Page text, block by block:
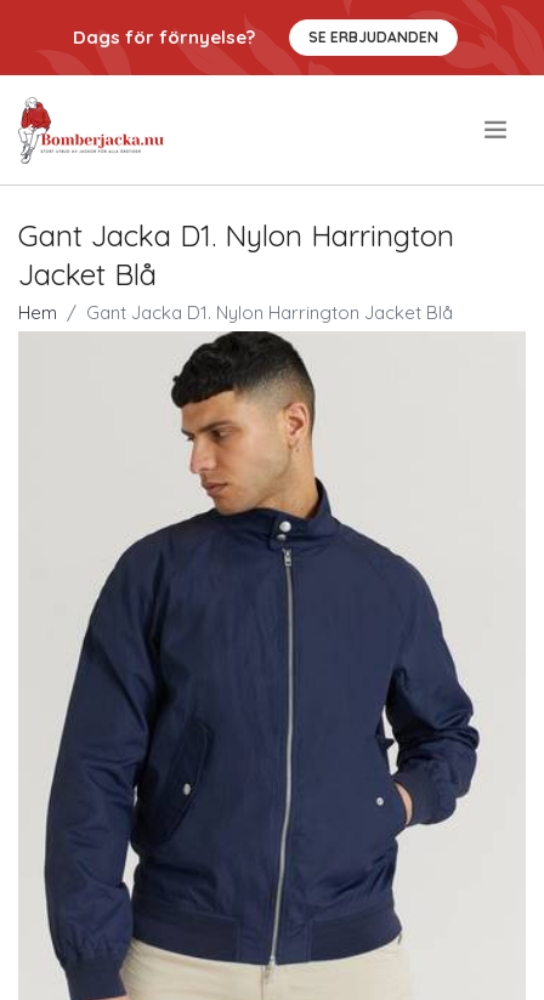
Dags för förnyelse? SE ERBJUDANDEN
Gant Jacka D1. Nylon Harrington
Jacket Blå
Hem Gant Jacka D1. Nylon Harrington Jacket Blå